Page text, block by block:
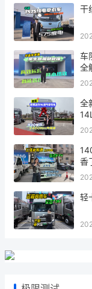
干
车
全
全
香
轻